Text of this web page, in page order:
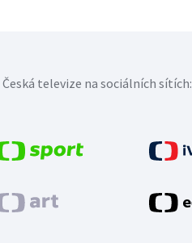
Česká televize na sociálních sítích: